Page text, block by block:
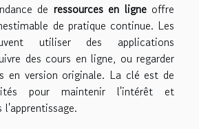
de ressources en ligneoffre
de pratique continue. Les
utiliser des applications
des cours en ligne, ou regarder
en version originale. La clé est de
pour maintenir l'intérêt et
l'apprentissage.